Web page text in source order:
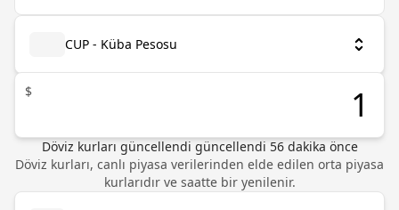
CUP - Küba Pesosu
$
Döviz kurları güncellendi güncellendi 56 dakika önce
Döviz kurları, canlı piyasa verilerinden elde edilen orta piyasa
kurlarıdır ve saatte bir yenilenir.